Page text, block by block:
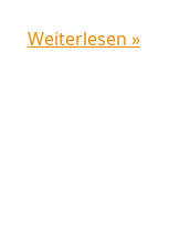
Weiterlesen »